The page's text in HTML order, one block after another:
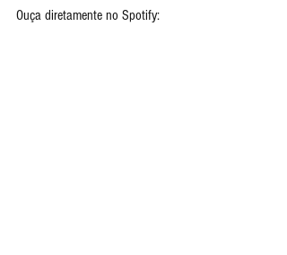
Ouça diretamente no Spotify: